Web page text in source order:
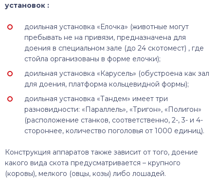
установок :
доильная установка «Елочка» (животные могут
пребывать не на привязи, предназначена для
доения в специальном зале (до 24 скотомест) , где
стойла организованы в форме елочки);
доильная установка «Карусель» (обустроена как зал
для доения, платформа кольцевидной формы);
доильная установка «Тандем» имеет три
разновидности: «Параллель», «Тригон», «Полигон»
(расположение станков, соответственно, 2-, 3- и 4-
стороннее, количество поголовья от 1000 единиц).
Конструкция аппаратов также зависит от того, доение
какого вида скота предусматривается – крупного
(коровы), мелкого (овцы, козы) либо лошадей.